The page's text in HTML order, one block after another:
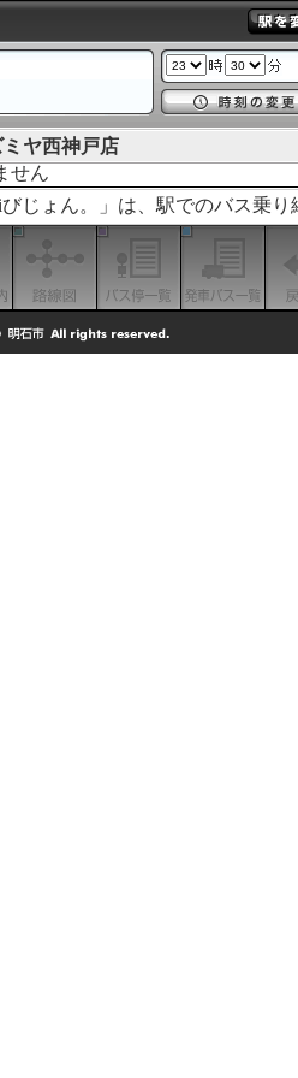
ミヤ西神戸店
せん
びじょん。」は、駅でのバス乗